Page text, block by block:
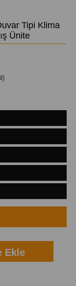
Tipi Klima
Ünite